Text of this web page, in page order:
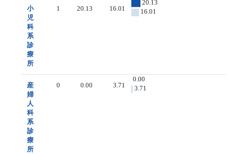
小
児
科
系
診
療
所
1 20.13 16.01
20.13
16.01
産
婦
人
科
系
診
療
所
0 0.00 3.71
0.00
3.71